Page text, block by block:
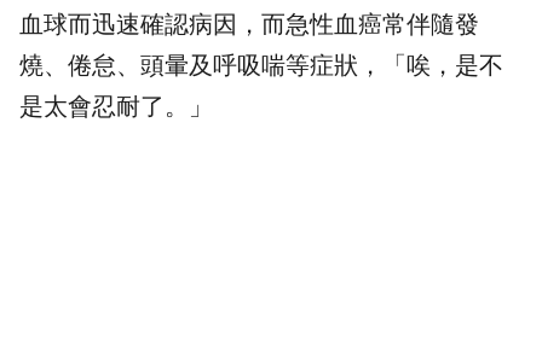
血球而迅速確認病因，而急性血癌常伴隨發
燒、倦怠、頭暈及呼吸喘等症狀，「唉，是不
是太會忍耐了。」